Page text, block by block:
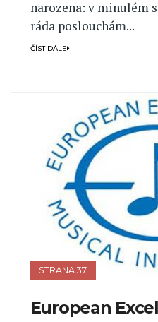
narozena: v minulém
ráda poslouchám...
ČÍST DÁLE
STRANA 37
European